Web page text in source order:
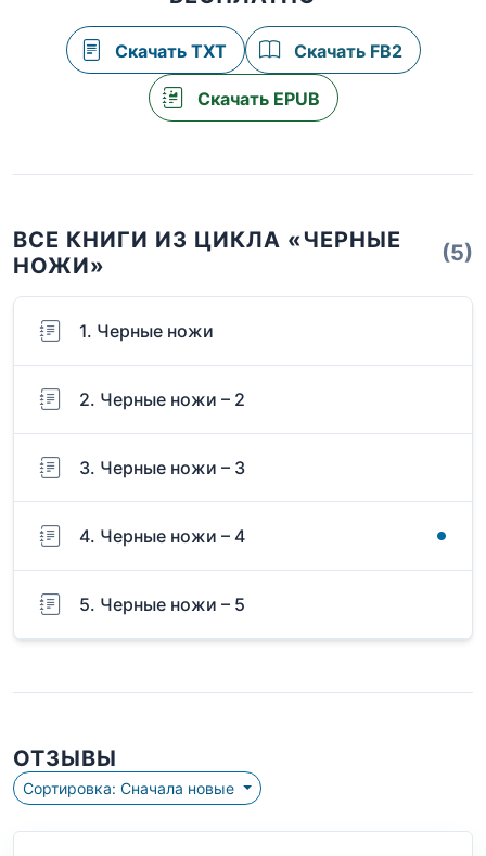
Скачать TXT Скачать FB2
Скачать EPUB
ВСЕ КНИГИ ИЗ ЦИКЛА «ЧЕРНЫЕ
НОЖИ»
(5)
1. Черные ножи
2. Черные ножи – 2
3. Черные ножи – 3
4. Черные ножи – 4
5. Черные ножи – 5
ОТЗЫВЫ
Сортировка: Сначала новые